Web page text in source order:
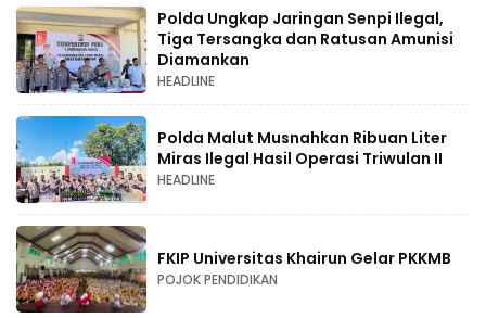
Polda Ungkap Jaringan Senpi Ilegal,
Tiga Tersangka dan Ratusan Amunisi
Diamankan
HEADLINE
Polda Malut Musnahkan Ribuan Liter
Miras Ilegal Hasil Operasi Triwulan II
HEADLINE
FKIP Universitas Khairun Gelar PKKMB
POJOK PENDIDIKAN